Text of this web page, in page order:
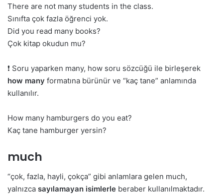
There are not many students in the class.
Sınıfta çok fazla öğrenci yok.
Did you read many books?
Çok kitap okudun mu?
❗ Soru yaparken many, how soru sözcüğü ile birleşerek
how many formatına bürünür ve “kaç tane” anlamında
kullanılır.
How many hamburgers do you eat?
Kaç tane hamburger yersin?
much
“çok, fazla, hayli, çokça” gibi anlamlara gelen much,
yalnızca sayılamayan isimlerle beraber kullanılmaktadır.